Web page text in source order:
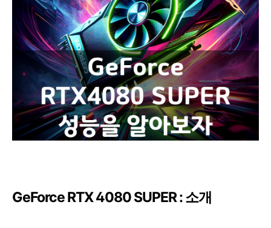
GeForce RTX 4080 SUPER : 소개